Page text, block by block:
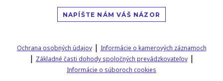
NAPÍŠTE NÁM VÁŠ NÁZOR
Ochrana osobných údajov| Informácie o kamerových záznamoch
| Základné časti dohody spoločných prevádzkovateľov|
Informácie o súboroch cookies